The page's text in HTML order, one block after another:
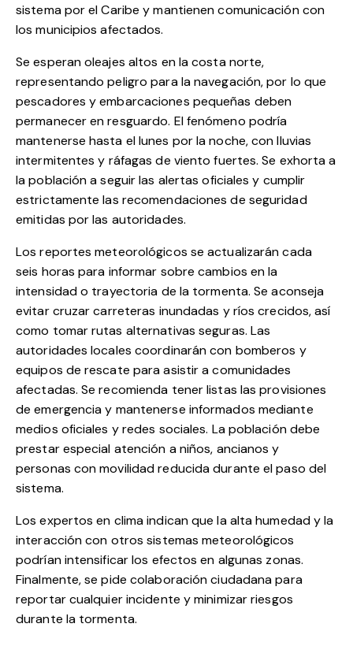
sistema por el Caribe y mantienen comunicación con
los municipios afectados.
Se esperan oleajes altos en la costa norte,
representando peligro para la navegación, por lo que
pescadores y embarcaciones pequeñas deben
permanecer en resguardo. El fenómeno podría
mantenerse hasta el lunes por la noche, con lluvias
intermitentes y ráfagas de viento fuertes. Se exhorta a
la población a seguir las alertas oficiales y cumplir
estrictamente las recomendaciones de seguridad
emitidas por las autoridades.
Los reportes meteorológicos se actualizarán cada
seis horas para informar sobre cambios en la
intensidad o trayectoria de la tormenta. Se aconseja
evitar cruzar carreteras inundadas y ríos crecidos, así
como tomar rutas alternativas seguras. Las
autoridades locales coordinarán con bomberos y
equipos de rescate para asistir a comunidades
afectadas. Se recomienda tener listas las provisiones
de emergencia y mantenerse informados mediante
medios oficiales y redes sociales. La población debe
prestar especial atención a niños, ancianos y
personas con movilidad reducida durante el paso del
sistema.
Los expertos en clima indican que la alta humedad y la
interacción con otros sistemas meteorológicos
podrían intensificar los efectos en algunas zonas.
Finalmente, se pide colaboración ciudadana para
reportar cualquier incidente y minimizar riesgos
durante la tormenta.